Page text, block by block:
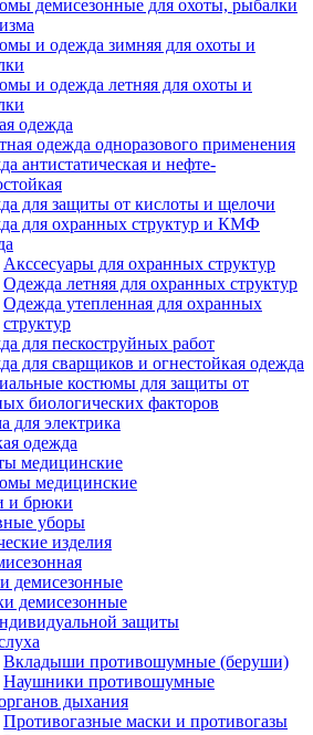
демисезонные для охоты, рыбалки
и одежда зимняя для охоты и
и одежда летняя для охоты и
одежда
одежда одноразового применения
антистатическая и нефте-
для защиты от кислоты и щелочи
для охранных структур и КМФ
Акссесуары для охранных структур
Одежда летняя для охранных структур
Одежда утепленная для охранных
структур
для пескоструйных работ
для сварщиков и огнестойкая одежда
костюмы для защиты от
биологических факторов
для электрика
одежда
медицинские
медицинские
и брюки
уборы
изделия
демисезонные
демисезонные
защиты
Вкладыши противошумные (беруши)
Наушники противошумные
дыхания
Противогазные маски и противогазы